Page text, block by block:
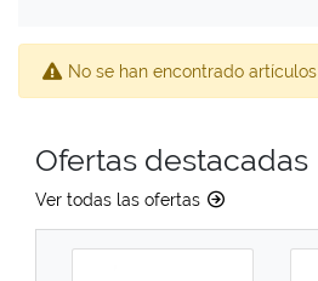
No se han encontrado artículos
Ofertas destacadas
Ver todas las ofertas